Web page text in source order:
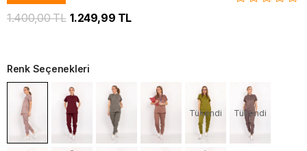
1.400,00 TL 1.249,99 TL
Renk Seçenekleri
Tükendi Tükendi